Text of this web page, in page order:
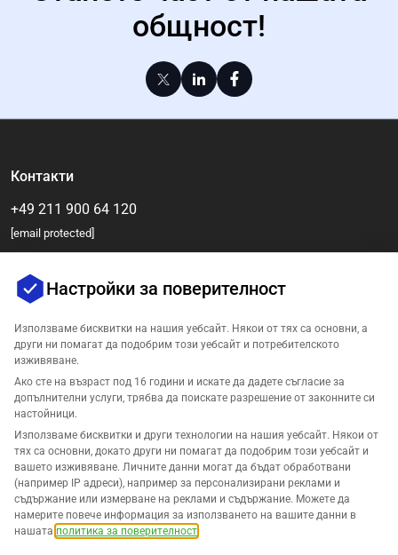
общност!
Контакти
+49 211 900 64 120
[email protected]
Компания
Поддръжка
Решения за Amazon
Български
Настройки за поверителност
Използваме бисквитки на нашия уебсайт. Някои от тях са основни, а
други ни помагат да подобрим този уебсайт и потребителското
изживяване.
Ако сте на възраст под 16 години и искате да дадете съгласие за
допълнителни услуги, трябва да поискате разрешение от законните си
настойници.
Използваме бисквитки и други технологии на нашия уебсайт. Някои от
тях са основни, докато други ни помагат да подобрим този уебсайт и
вашето изживяване. Личните данни могат да бъдат обработвани
(например IP адреси), например за персонализирани реклами и
съдържание или измерване на реклами и съдържание. Можете да
намерите повече информация за използването на вашите данни в
нашата политика за поверителност